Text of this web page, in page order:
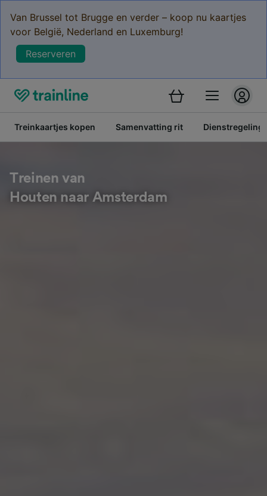
Van Brussel tot Brugge en verder – koop nu kaartjes
voor België, Nederland en Luxemburg!
Reserveren
Treinkaartjes kopen Samenvatting rit Dienstregeling
Treinen van
Houten naar Amsterdam